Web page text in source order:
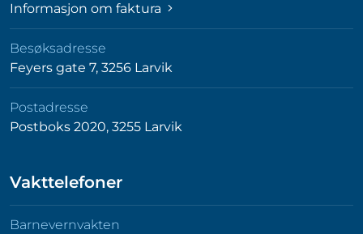
Informasjon om faktura
Besøksadresse
Feyers gate 7, 3256 Larvik
Postadresse
Postboks 2020, 3255 Larvik
Vakttelefoner
Barnevernvakten